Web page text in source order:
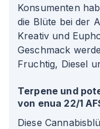
Konsumenten
die Blüte bei der
Kreativ und
Geschmack
Fruchtig, Diesel
Terpene und
von enua 22/1
Diese